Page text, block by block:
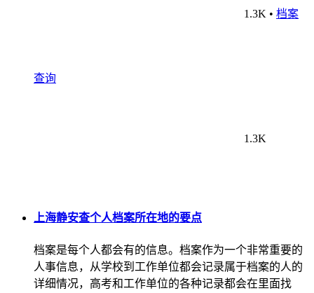
1.3K • 档案
查询
1.3K
上海静安查个人档案所在地的要点
档案是每个人都会有的信息。档案作为一个非常重要的
人事信息，从学校到工作单位都会记录属于档案的人的
详细情况，高考和工作单位的各种记录都会在里面找